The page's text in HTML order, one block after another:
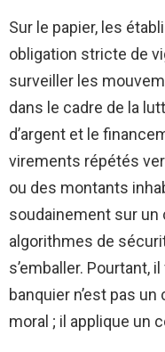
Sur le papier, les
obligation stricte de
surveiller les
dans le cadre de la
d’argent et le
virements répétés
ou des montants
soudainement sur un
algorithmes de
s’emballer. Pourtant,
banquier n’est pas
moral ; il applique un